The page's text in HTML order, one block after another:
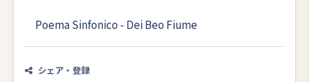
Poema Sinfonico - Dei Beo Fiume
シェア・登録